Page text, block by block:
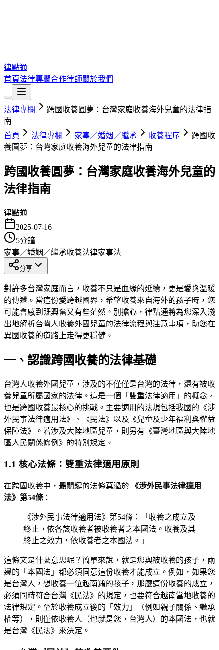
律點通
首頁法律專欄合作律師關於我們
法律專欄
跨國收養圓夢：台灣家庭收養海外兒童的法律指
南
首頁
法律專欄 家事／婚姻／繼承 收養程序
跨國收
養圓夢：台灣家庭收養海外兒童的法律指南
跨國收養圓夢：台灣家庭收養海外兒童的
法律指南
律點通
2025-07-16
5分鐘
家事／婚姻／繼承收養法律家事法
分享
對許多台灣家庭而言，收養不只是血緣的延續，更是愛與溫暖
的傳遞。當這份愛跨越國界，希望收養來自海外的孩子時，您
可能會感到既興奮又有些茫然。別擔心，律點通將為您深入淺
出地解析台灣人收養外國兒童的法律流程與注意事項，助您在
異國收養的道路上走得更穩健。
一、認識跨國收養的法律基礎
台灣人收養外國兒童，涉及的不僅僅是台灣的法律，還有被收
養兒童所屬國家的法律。這是一個「雙重法律適用」的概念，
也是跨國收養最核心的挑戰。主要適用的法規包括我國的《涉
外民事法律適用法》、《民法》以及《兒童及少年福利與權益
保障法》。若涉及大陸地區兒童，則另有《臺灣地區與大陸地
區人民關係條例》的特別規定。
1.1 核心法條：雙重法律適用原則
在跨國收養中，最關鍵的法條莫過於
《涉外民事法律適用
法》第54條 ：
《涉外民事法律適用法》第54條：「收養之成立及
終止，依各該收養者被收養者之本國法。收養及其
終止之效力，依收養者之本國法。」
這條文是什麼意思呢？簡單來說，就是您與被收養的孩子，兩
邊的「本國法」都必須同意這份收養才能成立。例如，如果您
是台灣人，想收養一位越南籍的孩子，那麼這份收養的成立，
必須同時符合台灣《民法》的規定，也要符合越南當地收養的
法律規定。至於收養成立後的「效力」（例如親子關係、繼承
權等），則僅依收養人（也就是您，台灣人）的本國法，也就
是台灣《民法》來決定。